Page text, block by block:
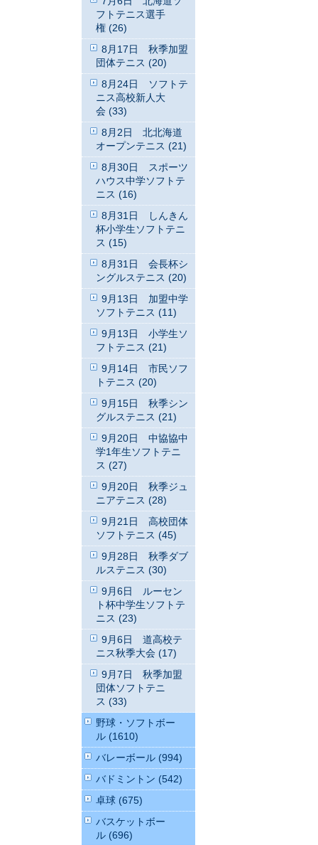
フトテニス選手
権 (26)
8月17日 秋季加盟
団体テニス (20)
8月24日 ソフトテ
ニス高校新人大
会 (33)
8月2日 北北海道
オープンテニス (21)
8月30日 スポーツ
ハウス中学ソフトテ
ニス (16)
8月31日 しんきん
杯小学生ソフトテニ
ス (15)
8月31日 会長杯シ
ングルステニス (20)
9月13日 加盟中学
ソフトテニス (11)
9月13日 小学生ソ
フトテニス (21)
9月14日 市民ソフ
トテニス (20)
9月15日 秋季シン
グルステニス (21)
9月20日 中協協中
学1年生ソフトテニ
ス (27)
9月20日 秋季ジュ
ニアテニス (28)
9月21日 高校団体
ソフトテニス (45)
9月28日 秋季ダブ
ルステニス (30)
9月6日 ルーセン
ト杯中学生ソフトテ
ニス (23)
9月6日 道高校テ
ニス秋季大会 (17)
9月7日 秋季加盟
団体ソフトテニ
ス (33)
野球・ソフトボー
ル (1610)
バレーボール (994)
バドミントン (542)
卓球 (675)
バスケットボー
ル (696)